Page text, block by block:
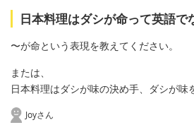
日本料理はダシが命って英語で
〜が命という表現を教えてください。
または、
日本料理はダシが味の決め手、ダシが味
Joyさん